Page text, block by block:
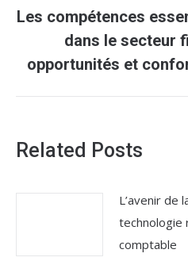
Les compétences
dans le secteur
opportunités et
Related Posts
L’avenir de
technologie
comptable